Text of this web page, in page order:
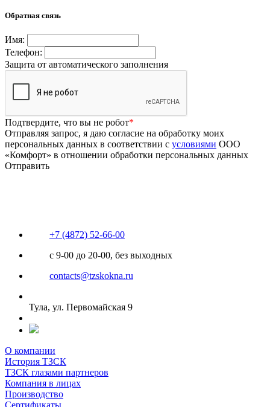
Обратная связь
Имя:
Телефон:
Защита от автоматического заполнения
Подтвердите, что вы не робот*
Отправляя запрос, я даю согласие на обработку моих
персональных данных в соответствии с условиями ООО
«Комфорт» в отношении обработки персональных данных
Отправить
+7 (4872) 52-66-00
с 9-00 до 20-00, без выходных
contacts@tzskokna.ru
Тула, ул. Первомайская 9
О компании
История ТЗСК
ТЗСК глазами партнеров
Компания в лицах
Производство